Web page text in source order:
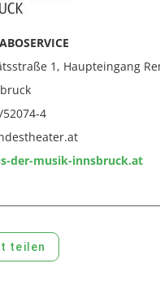
1, Haupteingang
4
der-musik-innsbruck.at
teilen